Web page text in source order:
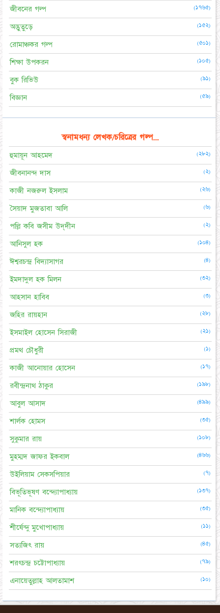
জীবনের গল্প (১৭৬৫)
অদ্ভুতুড়ে (১৫২)
রোমাঞ্চকর গল্প (৫০১)
শিক্ষা উপকরন (১০৫)
বুক রিভিউ (৯১)
বিজ্ঞান (৫৯)
স্বনামধন্য লেখক/চরিত্রের গল্প...
হুমায়ূন আহমেদ (২৮২)
জীবনানন্দ দাস (২)
কাজী নজরুল ইসলাম (২৬)
সৈয়াদ মুজতাবা আলি (৬)
পল্লি কবি জসীম উদ্‌দীন (২)
আনিসুল হক (১০৪)
ঈশ্বরচন্দ্র বিদ্যাসাগর (৪)
ইমদাদুল হক মিলন (৩২)
আহসান হাবিব (৩)
জহির রায়হান (২৮)
ইসমাইল হোসেন সিরাজী (২১)
প্রমথ চৌধুরী (১)
কাজী আনোয়ার হোসেন (১৭)
রবীন্দ্রনাথ ঠাকুর (১৯৮)
আবুল আসাদ (৪৯৯)
শার্লক হোমস (৩৫)
সুকুমার রায় (১০৮)
মুহম্মদ জাফর ইকবাল (৪৬৬)
উইলিয়াম সেকসপিয়ার (৭)
বিভূতিভূষণ বন্দ্যোপাধ্যায় (১৩৭)
মানিক বন্দ্যোপাধ্যায় (৩৫)
শীর্ষেন্দু মুখোপাধ্যায় (১১)
সত্যজিৎ রায় (৪৫)
শরৎচন্দ্র চট্টোপাধ্যায় (৭৯)
এনায়েতুল্লাহ আলতামাশ (১০)